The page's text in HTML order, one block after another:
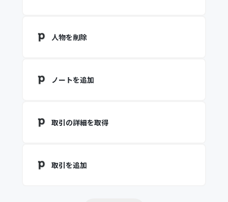
人物を削除
ノートを追加
取引の詳細を取得
取引を追加